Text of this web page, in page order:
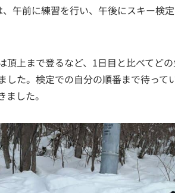
午前に練習を行い、午後にスキー検定
頂上まで登るなど、1日目と比べてど
した。検定での自分の順番まで待って
した。